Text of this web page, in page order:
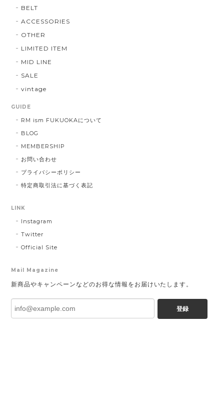
BELT
ACCESSORIES
OTHER
LIMITED ITEM
MID LINE
SALE
vintage
GUIDE
RM ism FUKUOKAについて
BLOG
MEMBERSHIP
お問い合わせ
プライバシーポリシー
特定商取引法に基づく表記
LINK
Instagram
Twitter
Official Site
Mail Magazine
新商品やキャンペーンなどのお得な情報をお届けいたします。
登録